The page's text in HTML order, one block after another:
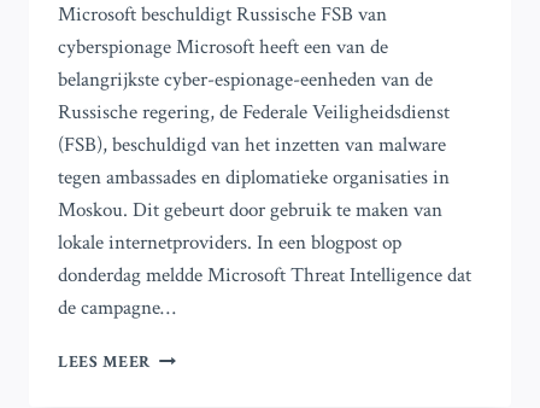
Microsoft beschuldigt Russische FSB van
cyberspionage Microsoft heeft een van de
belangrijkste cyber-espionage-eenheden van de
Russische regering, de Federale Veiligheidsdienst
(FSB), beschuldigd van het inzetten van malware
tegen ambassades en diplomatieke organisaties in
Moskou. Dit gebeurt door gebruik te maken van
lokale internetproviders. In een blogpost op
donderdag meldde Microsoft Threat Intelligence dat
de campagne…
LEES MEER MICROSOFT